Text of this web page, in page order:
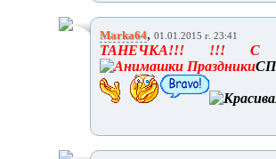
Marka64, 01.01.2015 г. 23:41
ТАНЕЧКА!!! !!! С